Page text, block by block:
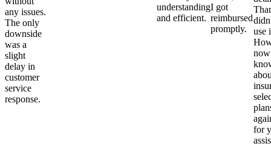
any issues.
The only
downside
was a
slight
delay in
customer
service
response.
understanding
and efficient.
I got
reimbursed
promptly.
use
for